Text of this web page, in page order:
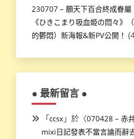
230707 – 願天下百合終成眷屬
《ひきこまり吸血姫の悶々》
的鬱悶）新海報&新PV公開！
● 最新留言 ●
「ccsx」於〈070428 – 赤
mixi日記發表不當言論而辭